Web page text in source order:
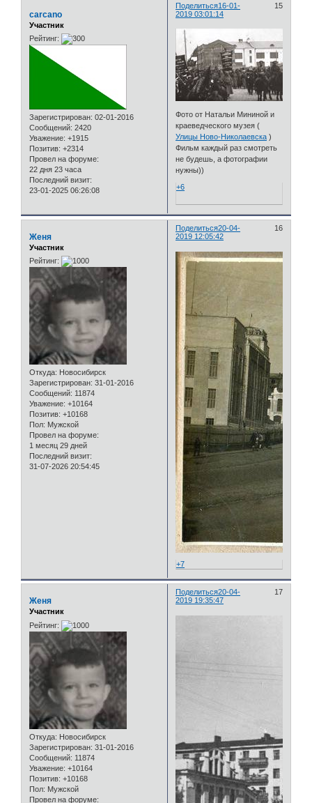
Поделиться 15
16-01-
2019 03:01:14
carcano
Участник
Рейтинг:
Зарегистрирован: 02-01-2016
Сообщений: 2420
Уважение: +1915
Позитив: +2314
Провел на форуме:
22 дня 23 часа
Последний визит:
23-01-2025 06:26:08
Фото от Натальи Мининой и
краеведческого музея (
Улицы Ново-Николаевска )
Фильм каждый раз смотреть
не будешь, а фотографии
нужны))
+6
Поделиться 16
20-04-
2019 12:05:42
Женя
Участник
Рейтинг:
Откуда: Новосибирск
Зарегистрирован: 31-01-2016
Сообщений: 11874
Уважение: +10164
Позитив: +10168
Пол: Мужской
Провел на форуме:
1 месяц 29 дней
Последний визит:
31-07-2026 20:54:45
+7
Поделиться 17
20-04-
2019 19:35:47
Женя
Участник
Рейтинг:
Откуда: Новосибирск
Зарегистрирован: 31-01-2016
Сообщений: 11874
Уважение: +10164
Позитив: +10168
Пол: Мужской
Провел на форуме: